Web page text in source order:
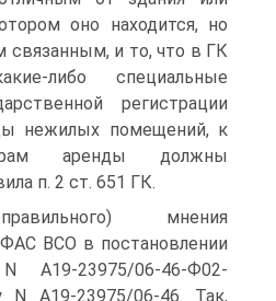
оно находится, но
связанным, и то, что в ГК
либо специальные
регистрации
нежилых помещений, к
аренды должны
п. 2 ст. 651 ГК.
мнения
ВСО в постановлении
А19-23975/06-46-Ф02-
А19-23975/06-46. Так,